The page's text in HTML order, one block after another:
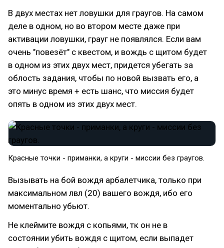
В двух местах нет ловушки для граугов. На самом
деле в одном, но во втором месте даже при
активации ловушки, грауг не появлялся. Если вам
очень "повезёт" с квестом, и вождь с щитом будет
в одном из этих двух мест, придется убегать за
облость задания, чтобы по новой вызвать его, а
это минус время + есть шанс, что миссия будет
опять в одном из этих двух мест.
Красные точки - приманки, а круги - миссии без граугов.
Вызывать на бой вождя арбалетчика, только при
максимальном лвл (20) вашего вождя, ибо его
моментально убьют.
Не клеймите вождя с копьями, тк он не в
состоянии убить вождя с щитом, если выпадет